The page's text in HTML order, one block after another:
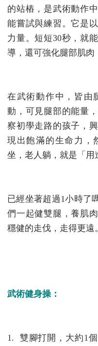
的站樁，是武術動作
能嘗試與練習。它是
力量。短短30秒，就
導，還可強化腿部肌肉
在武術動作中，皆由
動，可見腿部的能量
察初學走路的孩子，
現出飽滿的生命力，
坐，老人躺，就是「用
已經坐著超過1小時了
們一起健雙腿，養肌
穩健的走伐，走得更遠。
武術健身操：
1. 雙腳打開，大約1